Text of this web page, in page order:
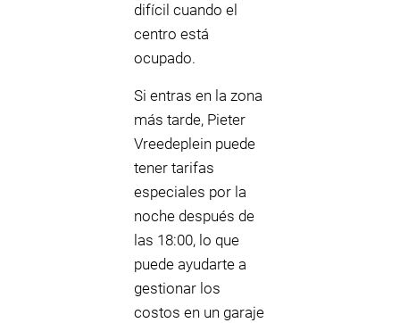
difícil cuando el
centro está
ocupado.
Si entras en la zona
más tarde, Pieter
Vreedeplein puede
tener tarifas
especiales por la
noche después de
las 18:00, lo que
puede ayudarte a
gestionar los
costos en un garaje